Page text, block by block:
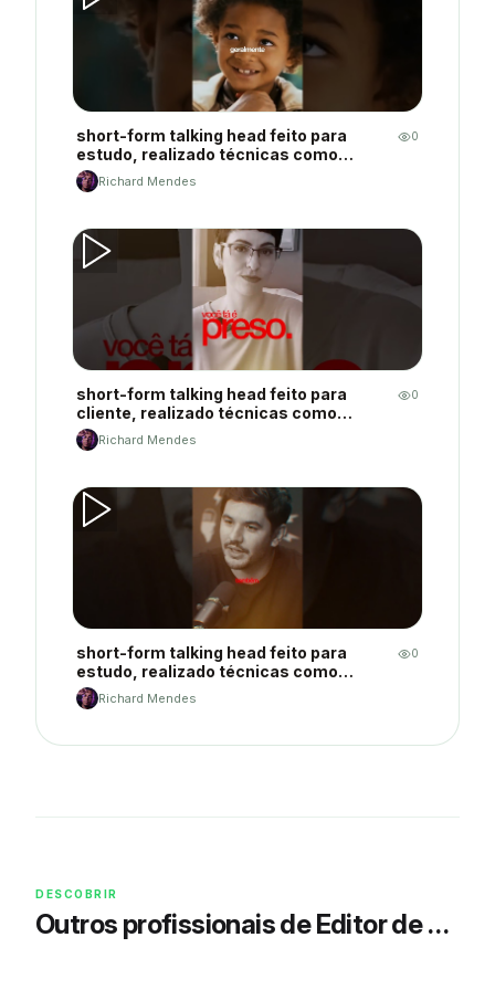
short-form talking head feito para
estudo, realizado técnicas como
tracking, rotoscopia, motion graphics
básico, legendas dinâmicas e
Richard Mendes
0
short-form talking head feito para
cliente, realizado técnicas como
tracking, rotoscopia, legendas
dinâmicas e sonorização de acordo com
Richard Mendes
0
short-form talking head feito para
estudo, realizado técnicas como
tracking, rotoscopia, motion graphics
básico, legendas dinâmicas e
Richard Mendes
0
DESCOBRIR
Outros profissionais de Editor de Vídeo